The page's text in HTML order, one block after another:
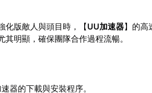
化版敵人與頭目時，【UU加速器】的高
明顯，確保團隊合作過程流暢。
器的下載與安裝程序。